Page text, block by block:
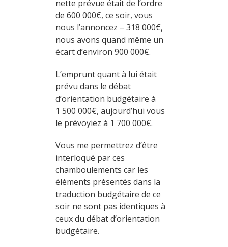
nette prévue était de l’ordre
de 600 000€, ce soir, vous
nous l’annoncez – 318 000€,
nous avons quand même un
écart d’environ 900 000€.
L’emprunt quant à lui était
prévu dans le débat
d’orientation budgétaire à
1 500 000€, aujourd’hui vous
le prévoyiez à 1 700 000€.
Vous me permettrez d’être
interloqué par ces
chamboulements car les
éléments présentés dans la
traduction budgétaire de ce
soir ne sont pas identiques à
ceux du débat d’orientation
budgétaire.